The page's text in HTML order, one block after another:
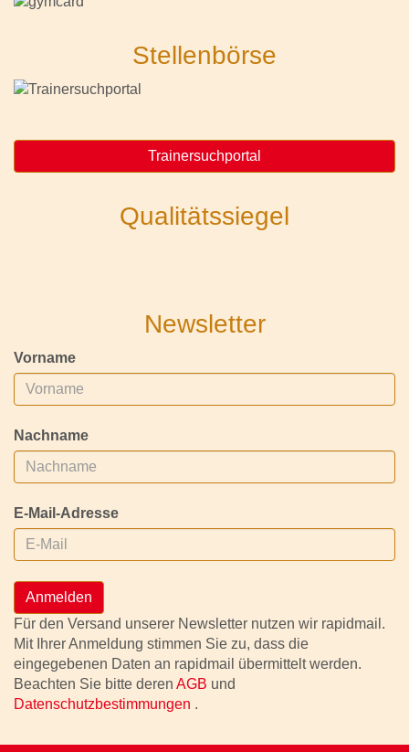
Stellenbörse
Trainersuchportal
Qualitätssiegel
Newsletter
Vorname
Nachname
E-Mail-Adresse
Anmelden
Für den Versand unserer Newsletter nutzen wir rapidmail.
Mit Ihrer Anmeldung stimmen Sie zu, dass die
eingegebenen Daten an rapidmail übermittelt werden.
Beachten Sie bitte deren AGB und
Datenschutzbestimmungen .